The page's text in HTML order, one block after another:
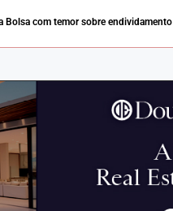
Bolsa com temor sobre endividamento